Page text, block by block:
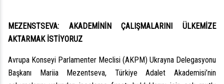
MEZENSTSEVA: AKADEMİNİN ÇALIŞMALARINI ÜLKEMİZE
AKTARMAK İSTİYORUZ
Avrupa Konseyi Parlamenter Meclisi (AKPM) Ukrayna Delegasyonu
Başkanı Mariia Mezentseva, Türkiye Adalet Akademisi’nin